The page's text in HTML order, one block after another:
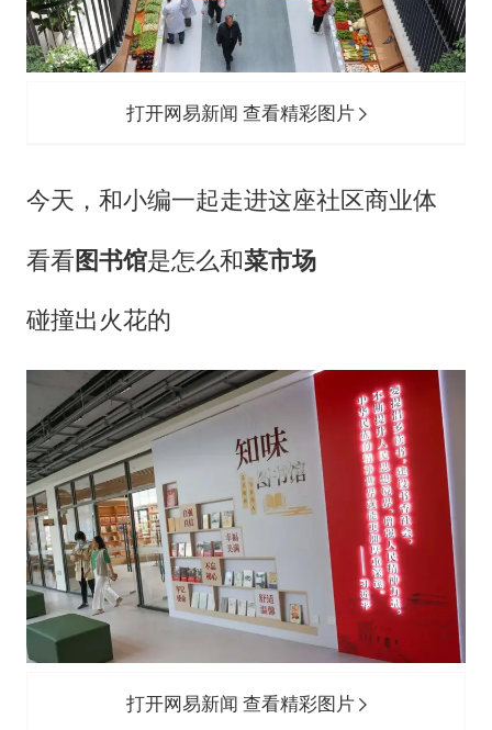
打开网易新闻 查看精彩图片
今天，和小编一起走进这座社区商业体
看看图书馆是怎么和菜市场
碰撞出火花的
打开网易新闻 查看精彩图片